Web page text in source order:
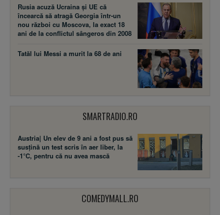
Rusia acuză Ucraina şi UE că
încearcă să atragă Georgia într-un
nou război cu Moscova, la exact 18
ani de la conflictul sângeros din 2008
Tatăl lui Messi a murit la 68 de ani
SMARTRADIO.RO
Austria| Un elev de 9 ani a fost pus să
susţină un test scris în aer liber, la
-1°C, pentru că nu avea mască
COMEDYMALL.RO